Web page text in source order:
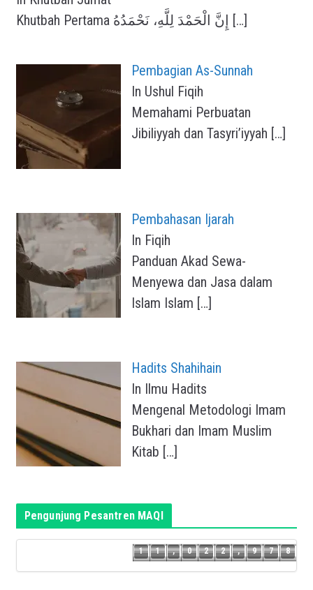
[…]
Pembagian As-Sunnah
In Ushul Fiqih
Memahami Perbuatan
Jibiliyyah dan Tasyri’iyyah […]
Pembahasan Ijarah
In Fiqih
Panduan Akad Sewa-
Menyewa dan Jasa dalam
Islam Islam […]
Hadits Shahihain
In Ilmu Hadits
Mengenal Metodologi Imam
Bukhari dan Imam Muslim
Kitab […]
Pengunjung Pesantren MAQI
1
1
,
0
2
2
,
9
7 8